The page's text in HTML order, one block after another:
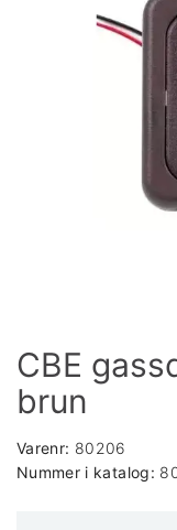
CBE
brun
Varenr: 80206
Nummer i katalog: